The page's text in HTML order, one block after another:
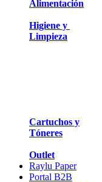
Alimentación
Higiene y
Limpieza
Cartuchos y
Tóneres
Outlet
Raylu Paper
Portal B2B